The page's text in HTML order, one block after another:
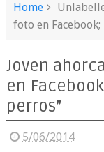
Home
foto en
Joven
en
perros”
5/06/2014